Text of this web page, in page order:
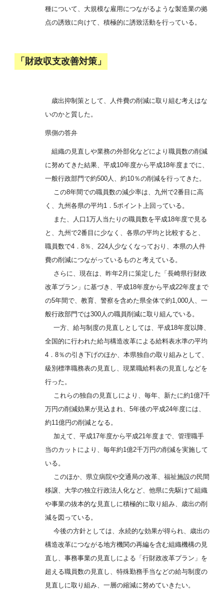
種について、大規模な雇用につながるような製造業の拠
点の誘致に向けて、積極的に誘致活動を行っている。
「財政収支改善対策」
歳出抑制策として、人件費の削減に取り組む考えはな
いのかと質した。
県側の答弁
組織の見直しや業務の外部化などにより職員数の削減
に努めてきた結果、平成10年度から平成18年度までに、
一般行政部門で約500人、約10％の削減を行ってきた。
この8年間での職員数の減少率は、九州で2番目に高
く、九州各県の平均1．5ポイント上回っている。
また、人口1万人当たりの職員数を平成18年度で見る
と、九州で2番目に少なく、各県の平均と比較すると、
職員数で4．8％、224人少なくなっており、本県の人件
費の削減につながっているものと考えている。
さらに、現在は、昨年2月に策定した「長崎県行財政
改革プラン」に基づき、平成18年度から平成22年度まで
の5年間で、教育、警察を含めた県全体で約1,000人、一
般行政部門では300人の職員削減に取り組んでいる。
一方、給与制度の見直しとしては、平成18年度以降、
全国的に行われた給与構造改革による給料表水準の平均
4．8％の引き下げのほか、本県独自の取り組みとして、
級別標準職務表の見直し、現業職給料表の見直しなどを
行った。
これらの独自の見直しにより、毎年、新たに約1億7千
万円の削減効果が見込まれ、5年後の平成24年度には、
約11億円の削減となる。
加えて、平成17年度から平成21年度まで、管理職手
当のカットにより、毎年約1億2千万円の削減を実施して
いる。
このほか、県立病院や交通局の改革、福祉施設の民間
移譲、大学の独立行政法人化など、他県に先駆けて組織
や事業の抜本的な見直しに積極的に取り組み、歳出の削
減を図っている。
今後の方針としては、永続的な効果が得られ、歳出の
構造改革につながる地方機関の再編を含む組織機構の見
直し、事務事業の見直しによる「行財政改革プラン」を
超える職員数の見直し、特殊勤務手当などの給与制度の
見直しに取り組み、一層の縮減に努めていきたい。